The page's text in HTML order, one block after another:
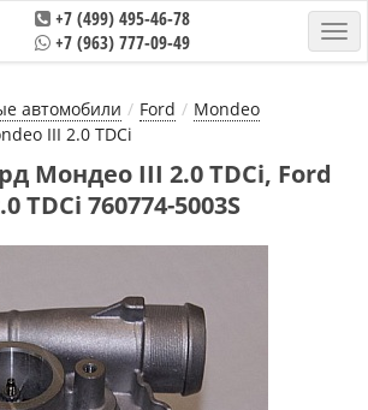
+7 (499) 495-46-78
+7 (963) 777-09-49
автомобили Ford
Mondeo
III 2.0 TDCi
Мондео III 2.0 TDCi, Ford
TDCi 760774-5003S